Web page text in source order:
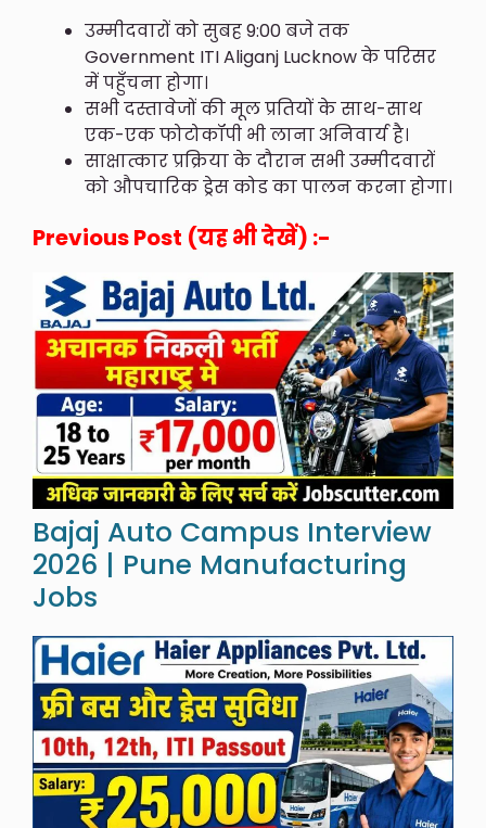
उम्मीदवारों को सुबह 9:00 बजे तक
Government ITI Aliganj Lucknow के परिसर
में पहुँचना होगा।
सभी दस्तावेजों की मूल प्रतियों के साथ-साथ
एक-एक फोटोकॉपी भी लाना अनिवार्य है।
साक्षात्कार प्रक्रिया के दौरान सभी उम्मीदवारों
को औपचारिक ड्रेस कोड का पालन करना होगा।
Previous Post (यह भी देखें) :-
Bajaj Auto Campus Interview
2026 | Pune Manufacturing
Jobs